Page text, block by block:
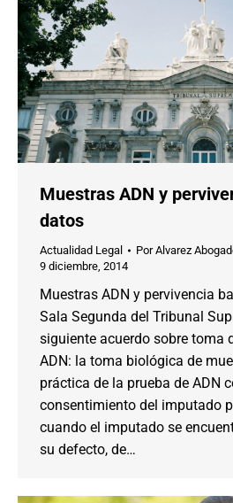
Muestras ADN y
datos
Actualidad Legal PorAlvarez
9 diciembre, 2014
Muestras ADN y pervivencia
Sala Segunda del Tribunal
siguiente acuerdo sobre toma
ADN: la toma biológica de
práctica de la prueba de ADN
consentimiento del imputado
cuando el imputado se
su defecto, de…